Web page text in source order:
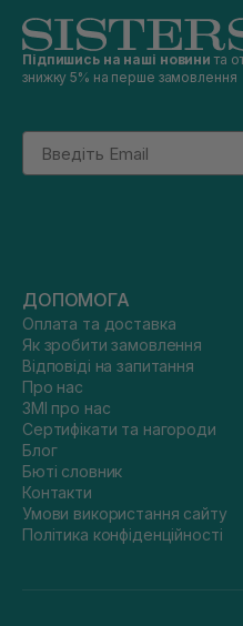
Підпишись на наші новини та
знижку 5% на перше замовлення
Email
ДОПОМОГА
Оплата та доставка
Як зробити замовлення
Відповіді на запитання
Про нас
ЗМІ про нас
Сертифікати та нагороди
Блог
Бюті словник
Контакти
Умови використання сайту
Політика конфіденційності